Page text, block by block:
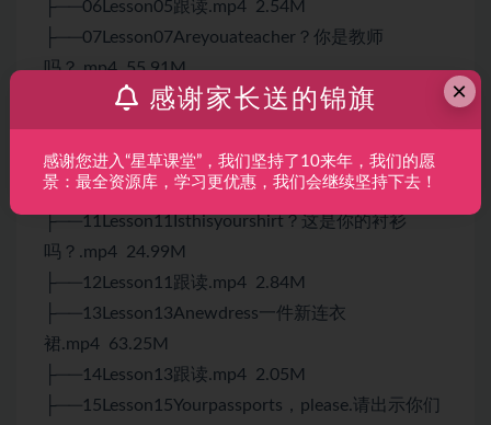
├──06Lesson05跟读.mp4 2.54M
├──07Lesson07Areyouateacher？你是教师
吗？.mp4 55.91M
├──08Lesson07跟读.mp4 2.47M
├──09Lesson09Howareyoutoday？你今天好
吗？.mp4 56.21M
├──10Lesson09跟读.mp4 3.65M
├──11Lesson11Isthisyourshirt？这是你的衬衫
吗？.mp4 24.99M
├──12Lesson11跟读.mp4 2.84M
├──13Lesson13Anewdress一件新连衣
裙.mp4 63.25M
├──14Lesson13跟读.mp4 2.05M
├──15Lesson15Yourpassports，please.请出示你们
×
感谢家长送的锦旗
感谢您进入“星草课堂”，我们坚持了10来年，我们的愿
景：最全资源库，学习更优惠，我们会继续坚持下去！